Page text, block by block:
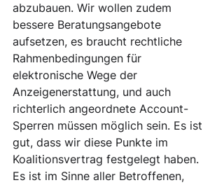
abzubauen. Wir wollen zudem
bessere Beratungsangebote
aufsetzen, es braucht rechtliche
Rahmenbedingungen für
elektronische Wege der
Anzeigenerstattung, und auch
richterlich angeordnete Account-
Sperren müssen möglich sein. Es ist
gut, dass wir diese Punkte im
Koalitionsvertrag festgelegt haben.
Es ist im Sinne aller Betroffenen,